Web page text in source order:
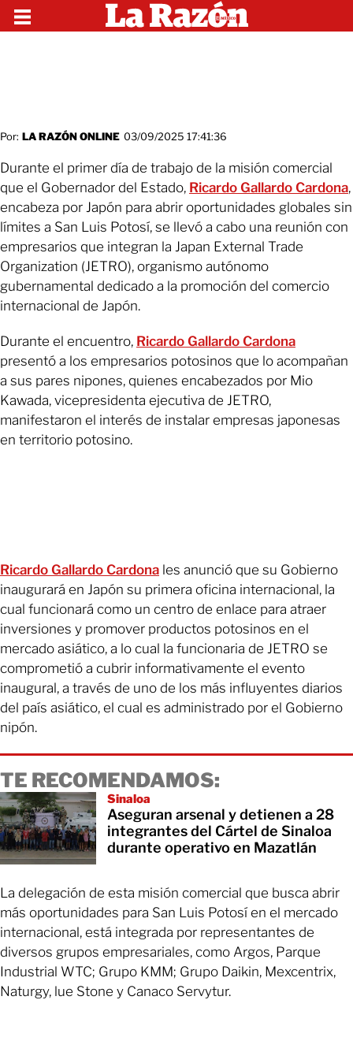
Por: LA RAZÓN ONLINE 03/09/2025 17:41:36
Durante el primer día de trabajo de la misión comercial
que el Gobernador del Estado, Ricardo Gallardo Cardona,
encabeza por Japón para abrir oportunidades globales sin
límites a San Luis Potosí, se llevó a cabo una reunión con
empresarios que integran la Japan External Trade
Organization (JETRO), organismo autónomo
gubernamental dedicado a la promoción del comercio
internacional de Japón.
Durante el encuentro, Ricardo Gallardo Cardona
presentó a los empresarios potosinos que lo acompañan
a sus pares nipones, quienes encabezados por Mio
Kawada, vicepresidenta ejecutiva de JETRO,
manifestaron el interés de instalar empresas japonesas
en territorio potosino.
Ricardo Gallardo Cardona les anunció que su Gobierno
inaugurará en Japón su primera oficina internacional, la
cual funcionará como un centro de enlace para atraer
inversiones y promover productos potosinos en el
mercado asiático, a lo cual la funcionaria de JETRO se
comprometió a cubrir informativamente el evento
inaugural, a través de uno de los más influyentes diarios
del país asiático, el cual es administrado por el Gobierno
nipón.
TE RECOMENDAMOS:
Sinaloa
Aseguran arsenal y detienen a 28
integrantes del Cártel de Sinaloa
durante operativo en Mazatlán
La delegación de esta misión comercial que busca abrir
más oportunidades para San Luis Potosí en el mercado
internacional, está integrada por representantes de
diversos grupos empresariales, como Argos, Parque
Industrial WTC; Grupo KMM; Grupo Daikin, Mexcentrix,
Naturgy, lue Stone y Canaco Servytur.